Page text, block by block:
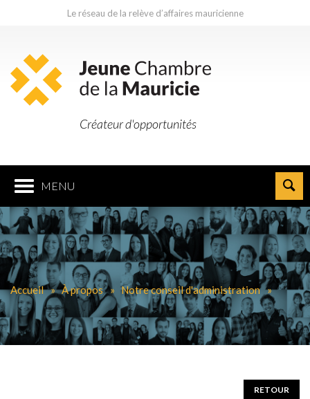
Le réseau de la relève d’affaires mauricienne
Créateur d'opportunités
MENU
Accueil À propos Notre conseil d'administration
RETOUR